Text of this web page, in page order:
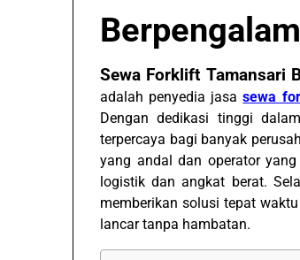
Sewa Forklift Tamansari
adalah penyedia jasasewa
Dengan dedikasi tinggi
terpercaya bagi banyak
yang andal dan operator
logistik dan angkat berat.
memberikan solusi tepat
lancar tanpa hambatan.